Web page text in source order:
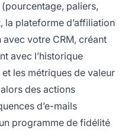
paliers,
la plateforme d’affiliation
votre CRM, créant
avec l’historique
et les métriques de valeur
des actions
d’e-mails
programme de fidélité